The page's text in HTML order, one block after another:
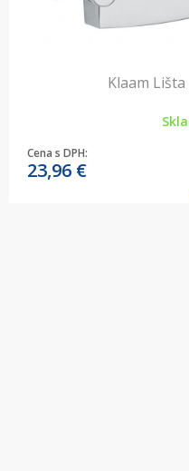
Klaam
Cena s DPH:
23,96 €